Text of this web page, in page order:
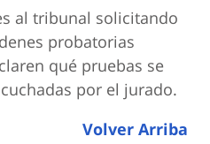
al tribunal solicitando
probatorias
qué pruebas se
por el jurado.
Volver Arriba